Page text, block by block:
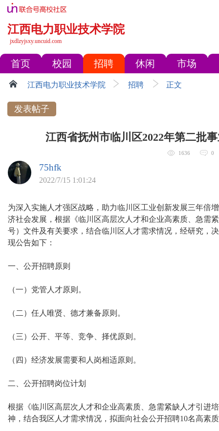
江西电力职业技术学院
jxdlzyjsxy.uncuid.com
首页 校园 招聘 休闲 市场
江西电力职业技术学院 招聘 正文
发表帖子
江西省抚州市临川区2022年第二批
1636 0
75hfk
2022/7/15 1:01:24
为深入实施人才强区战略，助力临川区工业创新发展三年倍
济社会发展，根据《临川区高层次人才和企业高素质、急需
号）文件及有关要求，结合临川区人才需求情况，经研究，
现公告如下：
一、公开招聘原则
（一）党管人才原则。
（二）任人唯贤、德才兼备原则。
（三）公开、平等、竞争、择优原则。
（四）经济发展需要和人岗相适原则。
二、公开招聘岗位计划
根据《临川区高层次人才和企业高素质、急需紧缺人才引进
神，结合我区人才需求情况，拟面向社会公开招聘10名高素